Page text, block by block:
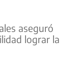
aseguró
lograr la